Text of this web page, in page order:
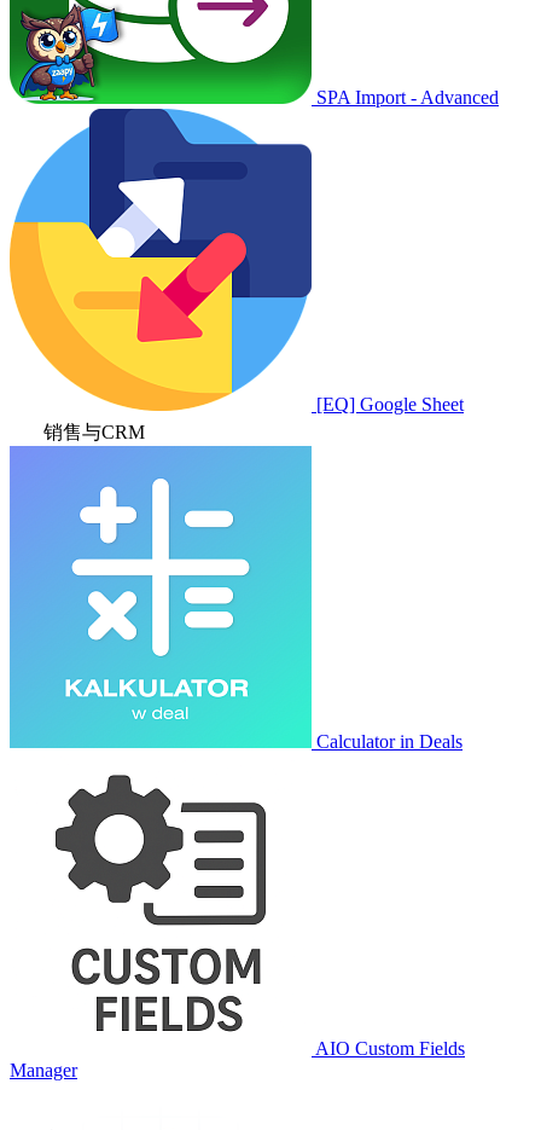
SPA Import - Advanced
[EQ] Google Sheet
销售与CRM
Calculator in Deals
AIO Custom Fields
Manager